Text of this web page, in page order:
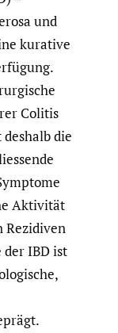
und
kurative
Colitis
die
Aktivität
Rezidiven
IBD ist